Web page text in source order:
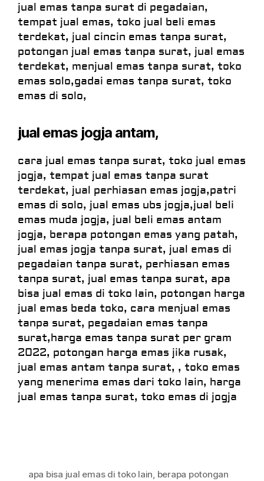
jual emas tanpa surat di pegadaian,
tempat jual emas, toko jual beli emas
terdekat, jual cincin emas tanpa surat,
potongan jual emas tanpa surat, jual emas
terdekat, menjual emas tanpa surat, toko
emas solo,gadai emas tanpa surat, toko
emas di solo,
jual emas jogja antam,
cara jual emas tanpa surat, toko jual emas
jogja, tempat jual emas tanpa surat
terdekat, jual perhiasan emas jogja,patri
emas di solo, jual emas ubs jogja,jual beli
emas muda jogja, jual beli emas antam
jogja, berapa potongan emas yang patah,
jual emas jogja tanpa surat, jual emas di
pegadaian tanpa surat, perhiasan emas
tanpa surat, jual emas tanpa surat, apa
bisa jual emas di toko lain, potongan harga
jual emas beda toko, cara menjual emas
tanpa surat, pegadaian emas tanpa
surat,harga emas tanpa surat per gram
2022, potongan harga emas jika rusak,
jual emas antam tanpa surat, , toko emas
yang menerima emas dari toko lain, harga
jual emas tanpa surat, toko emas di jogja
apa bisa jual emas di toko lain, berapa potongan